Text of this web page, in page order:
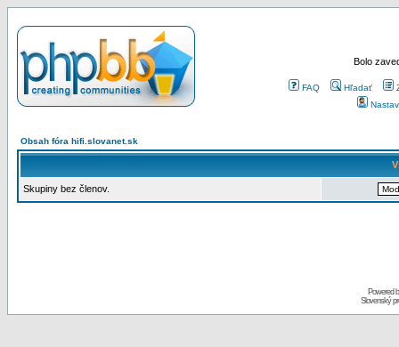
Bolo
FAQ Hľadať
Obsah fóra hifi.slovanet.sk
Skupiny bez členov.
Powered
Slovenský